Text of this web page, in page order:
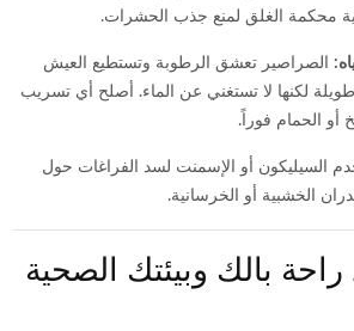
محكمة الغلق لمنع جذب الحشرات.
الصراصير تعشق الرطوبة وتستطيع العيش
لكنها لا تستغني عن الماء. أصلح أي تسريب
أو الحمام فوراً.
السيليكون أو الإسمنت لسد الفراغات حول
الخشبية أو الخرسانية.
بالك وبيئتك الصحية